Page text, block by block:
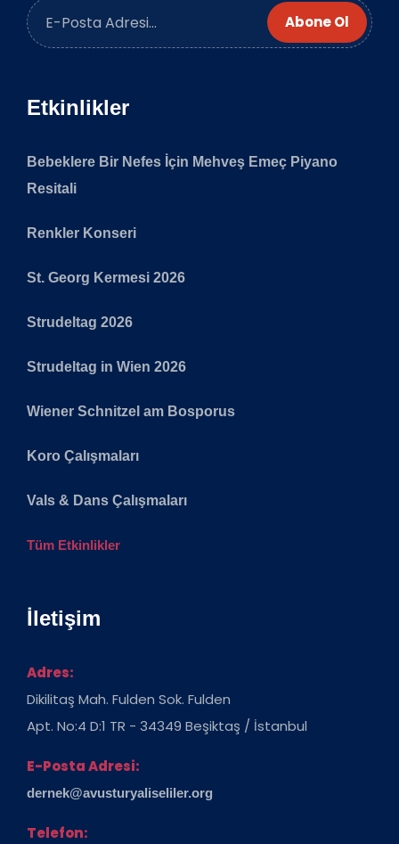
Abone Ol
Etkinlikler
Bebeklere Bir Nefes İçin Mehveş Emeç Piyano
Resitali
Renkler Konseri
St. Georg Kermesi 2026
Strudeltag 2026
Strudeltag in Wien 2026
Wiener Schnitzel am Bosporus
Koro Çalışmaları
Vals & Dans Çalışmaları
Tüm Etkinlikler
İletişim
Adres:
Dikilitaş Mah. Fulden Sok. Fulden
Apt. No:4 D:1 TR - 34349 Beşiktaş / İstanbul
E-Posta Adresi:
dernek@avusturyaliseliler.org
Telefon: